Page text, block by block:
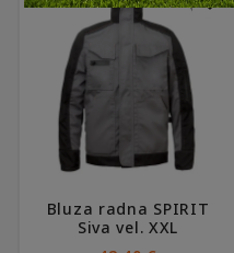
Bluza radna SPIRIT
Siva vel. XXL